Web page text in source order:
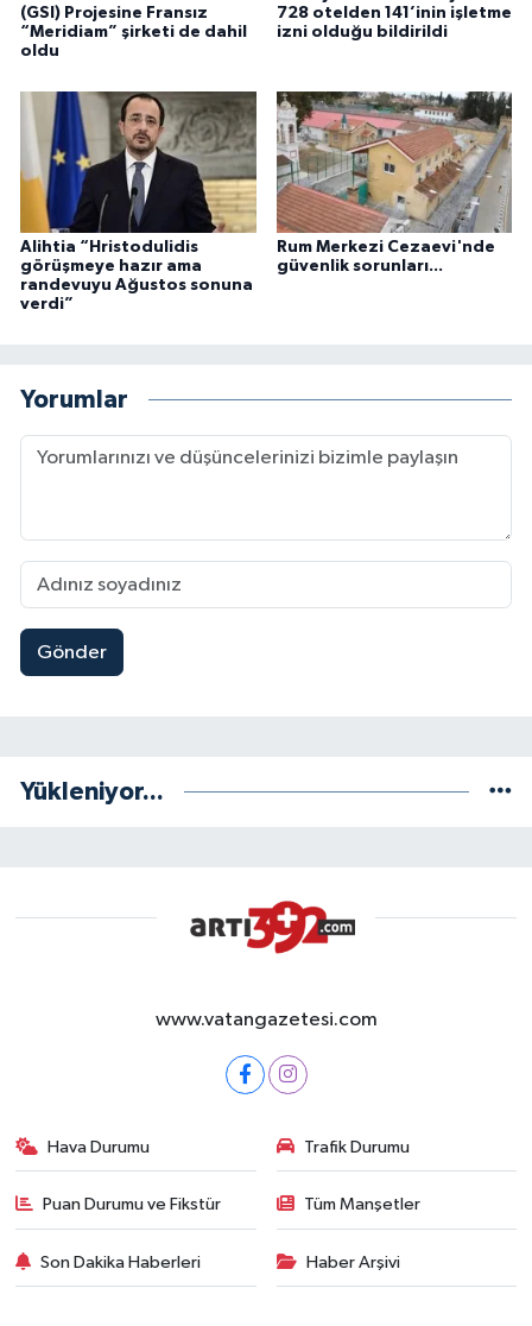
(GSI) Projesine Fransız
“Meridiam” şirketi de dahil
oldu
728 otelden 141’inin işletme
izni olduğu bildirildi
Alihtia “Hristodulidis
görüşmeye hazır ama
randevuyu Ağustos sonuna
verdi”
Rum Merkezi Cezaevi'nde
güvenlik sorunları...
Yorumlar
Gönder
Yükleniyor...
www.vatangazetesi.com
Hava Durumu Trafik Durumu
Puan Durumu ve Fikstür Tüm Manşetler
Son Dakika Haberleri Haber Arşivi